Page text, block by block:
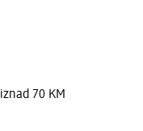
70 KM